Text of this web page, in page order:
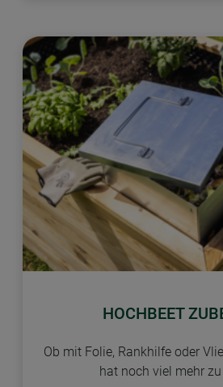
HOCHBEET
Ob mit Folie, Rankhilfe oder
hat noch viel mehr